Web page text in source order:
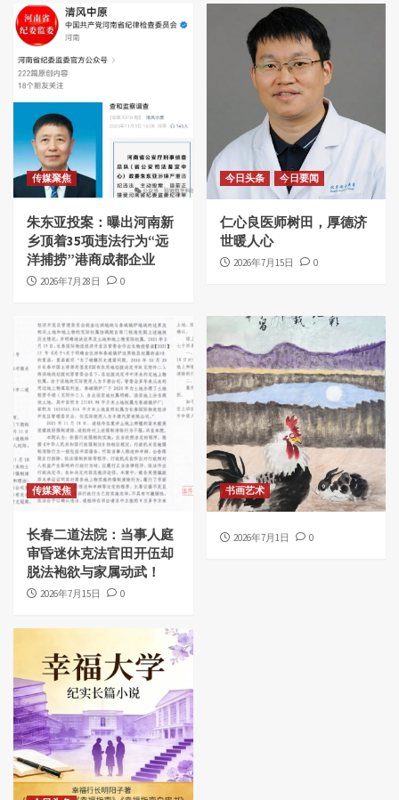
传媒聚焦
朱东亚投案：曝出河南新
乡顶着35项违法行为“远
洋捕捞”港商成都企业
2026年7月28日 0
今日头条 今日要闻
仁心良医师树田，厚德济
世暖人心
2026年7月15日 0
传媒聚焦
长春二道法院：当事人庭
审昏迷休克法官田开伍却
脱法袍欲与家属动武！
2026年7月15日 0
书画艺术
2026年7月1日 0